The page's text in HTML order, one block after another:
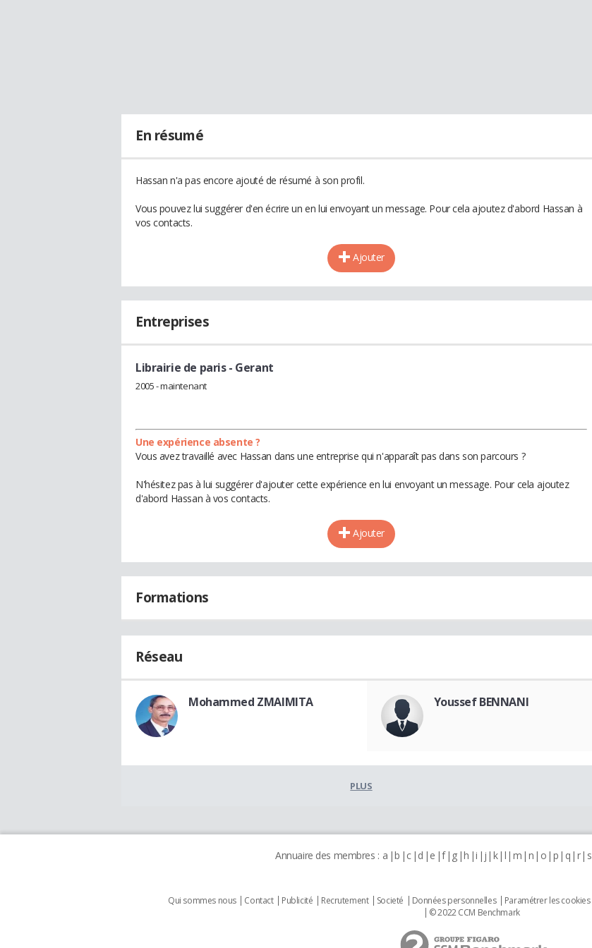
En résumé
Hassan n'a pas encore ajouté de résumé à son profil.
Vous pouvez lui suggérer d'en écrire un en lui envoyant un message. Pour cela ajoutez d'abord Hassan à
vos contacts.
Ajouter
Entreprises
Librairie de paris- Gerant
2005 - maintenant
Une expérience absente ?
Vous avez travaillé avec Hassan dans une entreprise qui n'apparaît pas dans son parcours ?
N'hésitez pas à lui suggérer d'ajouter cette expérience en lui envoyant un message. Pour cela ajoutez
d'abord Hassan à vos contacts.
Ajouter
Formations
Réseau
Mohammed ZMAIMITA Youssef BENNANI
PLUS
Annuaire des membres : a b c d e f g h i j k l m n o p q r s
Qui sommes nous Contact Publicité Recrutement Societé Données personnelles Paramétrer les cookies
© 2022 CCM Benchmark